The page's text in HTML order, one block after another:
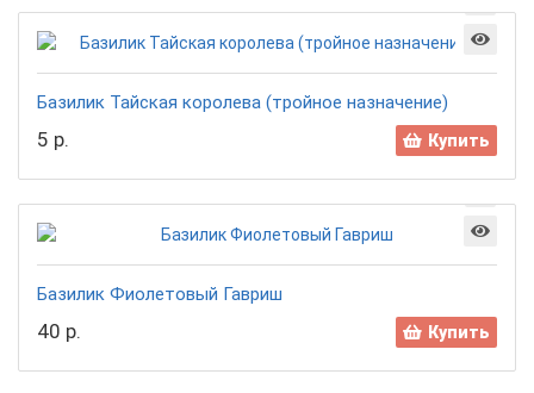
Базилик Тайская королева (тройное назначение)
5 р. Купить
Базилик Фиолетовый Гавриш
40 р. Купить